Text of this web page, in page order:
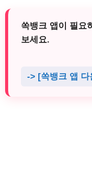
쏙뱅크 앱이 필요
보세요.
-> [쏙뱅크 앱 다